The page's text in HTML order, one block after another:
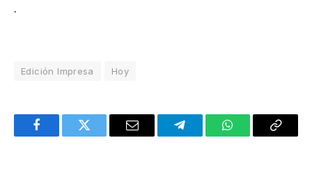
.
Edición Impresa Hoy
FacebookTwitter Email TelegramWhatsAppCopy